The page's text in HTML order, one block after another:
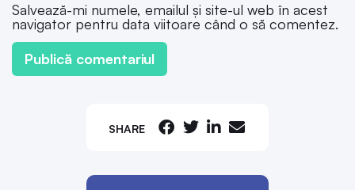
SHARE
Salvează-mi numele, emailul și site-ul web în acest
navigator pentru data viitoare când o să comentez.